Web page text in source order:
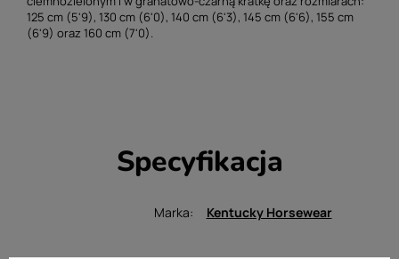
125 cm (5'9), 130 cm (6'0), 140 cm (6'3), 145 cm (6'6), 155 cm
(6'9) oraz 160 cm (7'0).
Specyfikacja
Marka Kentucky Horsewear